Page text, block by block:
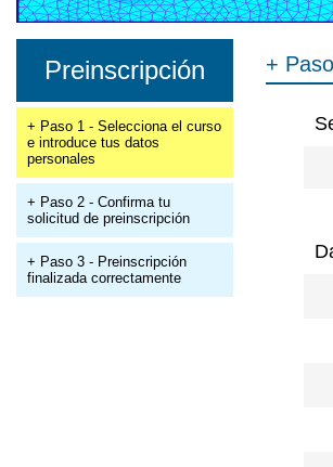
Preinscripción
+ Paso 1 - Selecciona el curso
e introduce tus datos
personales
+ Paso 2 - Confirma tu
solicitud de preinscripción
+ Paso 3 - Preinscripción
finalizada correctamente
+